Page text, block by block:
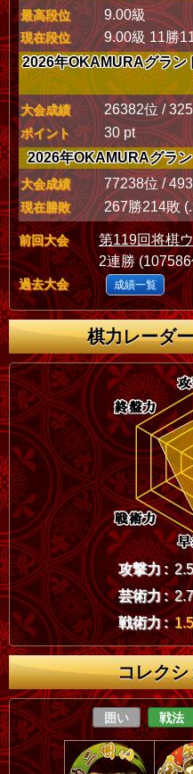
最高段位 9.00級
現在段位
9.00級 11勝
2026年OKAMURAグラン
大会成績 26382位 /
ポイント
30 pt
2026年OKAMURAグラ
大会成績 77238位 /
現在勝敗 267勝214敗
前回大会
第119回将棋
2連勝
過去大会 成績一覧
棋力レーダ
攻撃力 : 2.5
芸術力 : 2.7
戦術力 : 1.5
コレク
囲い 戦法